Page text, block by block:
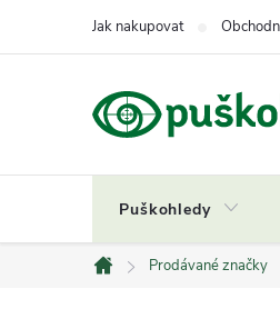
Jak nakupovat
Puškohledy
Domů
Prodávané značky